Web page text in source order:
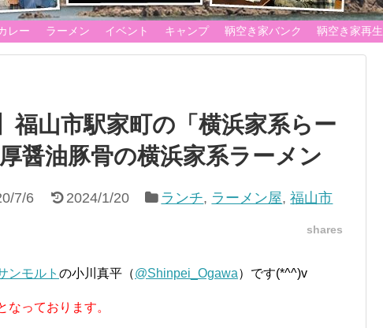
レー ラーメン イベント キャンプ 鞆空き家バンク 鞆空き家再生
福山市駅家町の「横浜家系らー
醤油豚骨の横浜家系ラーメン
7/6 2024/1/20 ランチ, ラーメン屋,福山市
shares
ンモルト の小川真平（@Shinpei_Ogawa）です(*^^)v
っております。